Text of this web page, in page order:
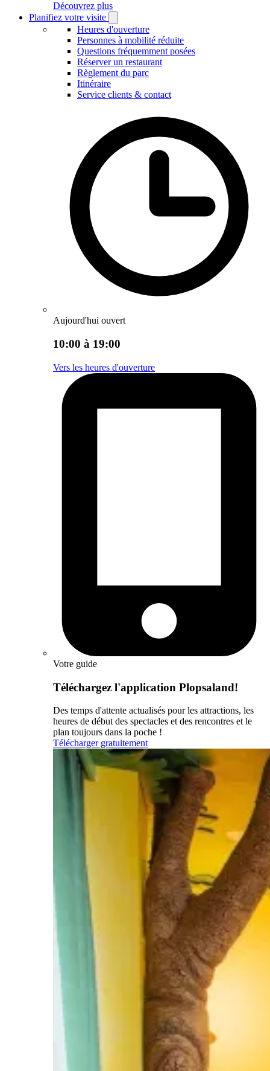
Découvrez plus
Planifiez votre visite
Planifiez
votre
visite
submenu
Heures d'ouverture
Personnes à mobilité réduite
Questions fréquemment posées
Réserver un restaurant
Règlement du parc
Itinéraire
Service clients & contact
Aujourd'hui ouvert
10:00 à 19:00
Vers les heures d'ouverture
Votre guide
Téléchargez l'application Plopsaland!
Des temps d'attente actualisés pour les attractions, les
heures de début des spectacles et des rencontres et le
plan toujours dans la poche !
Télécharger gratuitement